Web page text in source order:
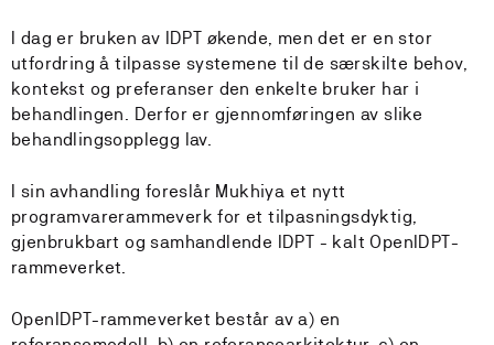
I dag er bruken av IDPT økende, men det er en stor
utfordring å tilpasse systemene til de særskilte behov,
kontekst og preferanser den enkelte bruker har i
behandlingen. Derfor er gjennomføringen av slike
behandlingsopplegg lav.
I sin avhandling foreslår Mukhiya et nytt
programvarerammeverk for et tilpasningsdyktig,
gjenbrukbart og samhandlende IDPT - kalt OpenIDPT-
rammeverket.
OpenIDPT-rammeverket består av a) en